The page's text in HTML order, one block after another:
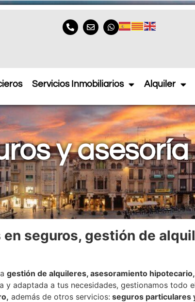
Servicios Inmobiliarios Alquiler
y asesoría
seguros, gestión de
gestión de alquileres, asesoramiento
y adaptada a tus necesidades, gestionamos todo
además de otros servicios: seguros particulares